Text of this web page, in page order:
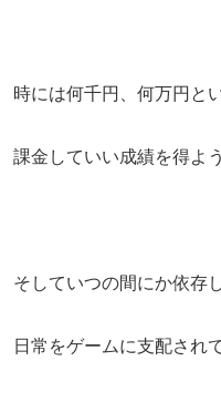
時には何千円、何万円と
課金していい成績を得よ
そしていつの間にか依存
日常をゲームに支配され